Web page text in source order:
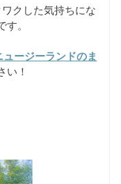
クした気持ちにな
す。
ュージーランドのま
い！